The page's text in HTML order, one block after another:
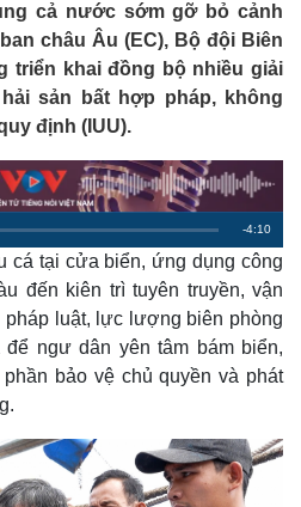
cả nước sớm gỡ bỏ cảnh
châu Âu (EC), Bộ đội Biên
triển khai đồng bộ nhiều giải
sản bất hợp pháp, không
định (IUU).
R
e
m
a
i
n
-4:10
cá tại cửa biển, ứng dụng công
đến kiên trì tuyên truyền, vận
luật, lực lượng biên phòng
ngư dân yên tâm bám biển,
bảo vệ chủ quyền và phát